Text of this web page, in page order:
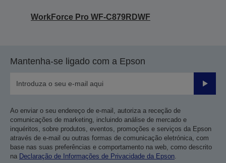
WorkForce Pro WF-C879RDWF
Mantenha-se ligado com a Epson
Enviar
Ao enviar o seu endereço de e-mail, autoriza a receção de
comunicações de marketing, incluindo análise de mercado e
inquéritos, sobre produtos, eventos, promoções e serviços da Epson
através de e-mail ou outras formas de comunicação eletrónica, com
base nas suas preferências e comportamento na web, como descrito
na Declaração de Informações de Privacidade da Epson.